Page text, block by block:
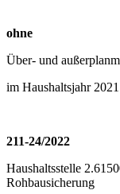
ohne
Über- und
im Haushaltsjahr 2021
211-24/2022
Haushaltsstelle
Rohbausicherung